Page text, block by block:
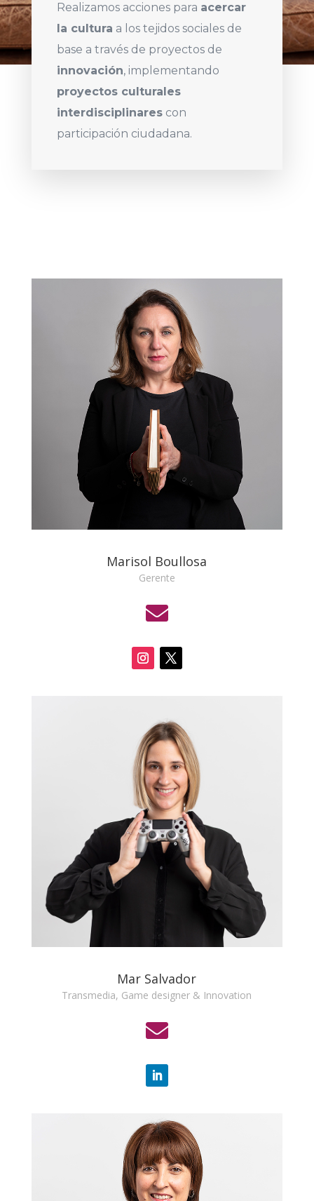
Realizamos acciones para acercar
la cultura a los tejidos sociales de
base a través de proyectos de
innovación, implementando
proyectos culturales
interdisciplinarescon
participación ciudadana.
Marisol Boullosa
Gerente

Mar Salvador
Transmedia, Game designer & Innovation
